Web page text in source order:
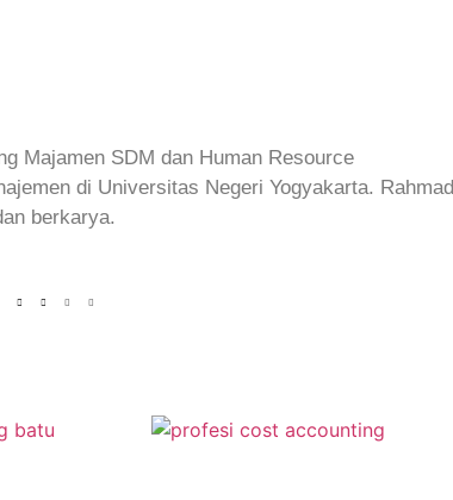
Majamen SDM dan Human Resource
di Universitas Negeri Yogyakarta. Rahmad
berkarya.